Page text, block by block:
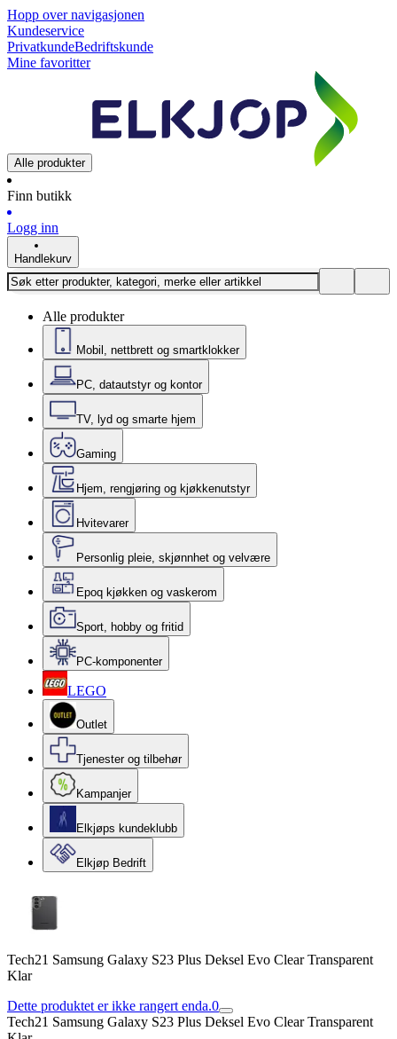
Hopp over navigasjonen
Kundeservice
PrivatkundeBedriftskunde
Mine favoritter
Alle produkter
Finn butikk
Logg inn
Handlekurv
Alle produkter
Mobil, nettbrett og smartklokker
PC, datautstyr og kontor
TV, lyd og smarte hjem
Gaming
Hjem, rengjøring og kjøkkenutstyr
Hvitevarer
Personlig pleie, skjønnhet og velvære
Epoq kjøkken og vaskerom
Sport, hobby og fritid
PC-komponenter
LEGO
Outlet
Tjenester og tilbehør
Kampanjer
Elkjøps kundeklubb
Elkjøp Bedrift
Tech21 Samsung Galaxy S23 Plus Deksel Evo Clear Transparent
Klar
Dette produktet er ikke rangert enda.0
Tech21 Samsung Galaxy S23 Plus Deksel Evo Clear Transparent